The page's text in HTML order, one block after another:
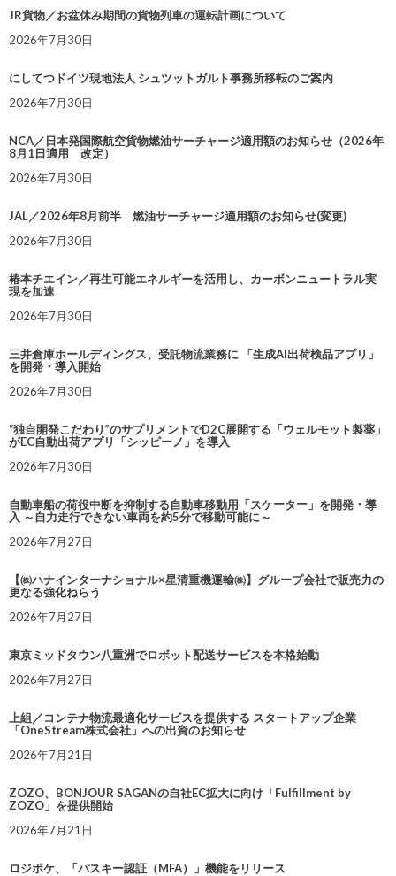
JR貨物／お盆休み期間の貨物列車の運転計画について
2026年7月30日
にしてつドイツ現地法人 シュツットガルト事務所移転のご案内
2026年7月30日
NCA／日本発国際航空貨物燃油サーチャージ適用額のお知らせ（2026年
8月1日適用 改定）
2026年7月30日
JAL／2026年8月前半 燃油サーチャージ適用額のお知らせ(変更)
2026年7月30日
椿本チエイン／再生可能エネルギーを活用し、カーボンニュートラル実
現を加速
2026年7月30日
三井倉庫ホールディングス、受託物流業務に 「生成AI出荷検品アプリ」
を開発・導入開始
2026年7月30日
“独自開発こだわり”のサプリメントでD2C展開する「ウェルモット製薬」
がEC自動出荷アプリ「シッピーノ」を導入
2026年7月30日
自動車船の荷役中断を抑制する自動車移動用「スケーター」を開発・導
入 ～自力走行できない車両を約5分で移動可能に～
2026年7月27日
【㈱ハナインターナショナル×星清重機運輸㈱】グループ会社で販売力の
更なる強化ねらう
2026年7月27日
東京ミッドタウン八重洲でロボット配送サービスを本格始動
2026年7月27日
上組／コンテナ物流最適化サービスを提供する スタートアップ企業
「OneStream株式会社」への出資のお知らせ
2026年7月21日
ZOZO、BONJOUR SAGANの自社EC拡大に向け「Fulfillment by
ZOZO」を提供開始
2026年7月21日
ロジポケ、「パスキー認証（MFA）」機能をリリース